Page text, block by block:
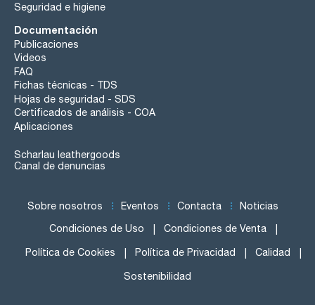
Seguridad e higiene
Documentación
Publicaciones
Videos
FAQ
Fichas técnicas - TDS
Hojas de seguridad - SDS
Certificados de análisis - COA
Aplicaciones
Scharlau leathergoods
Canal de denuncias
Sobre nosotros Eventos Contacta Noticias
Condiciones de Uso Condiciones de Venta
Política de Cookies Política de Privacidad Calidad
Sostenibilidad